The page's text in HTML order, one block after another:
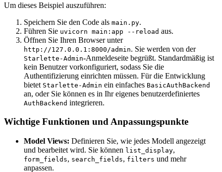
Um dieses Beispiel auszuführen:
Speichern Sie den Code als main.py.
Führen Sie uvicorn main:app --reload aus.
Öffnen Sie Ihren Browser unter
http://127.0.0.1:8000/admin. Sie werden von der
Starlette-Admin-Anmeldeseite begrüßt. Standardmäßig ist
kein Benutzer vorkonfiguriert, sodass Sie die
Authentifizierung einrichten müssen. Für die Entwicklung
bietet Starlette-Admin ein einfaches BasicAuthBackend
an, oder Sie können es in Ihr eigenes benutzerdefiniertes
AuthBackend integrieren.
Wichtige Funktionen und Anpassungspunkte
Model Views: Definieren Sie, wie jedes Modell angezeigt
und bearbeitet wird. Sie können list_display,
form_fields, search_fields, filters und mehr
anpassen.